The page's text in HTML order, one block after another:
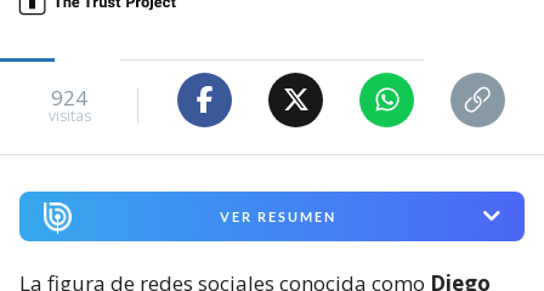
924
visitas
VER RESUMEN
La figura de redes sociales conocida como Diego